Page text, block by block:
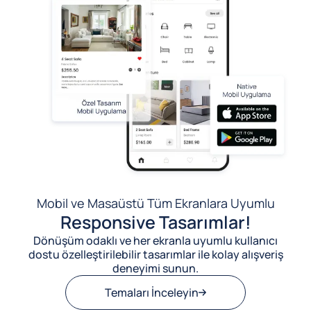
Mobil ve Masaüstü Tüm Ekranlara Uyumlu
Responsive Tasarımlar!
Dönüşüm odaklı ve her ekranla uyumlu kullanıcı
dostu özelleştirilebilir tasarımlar ile kolay alışveriş
deneyimi sunun.
Temaları İnceleyin